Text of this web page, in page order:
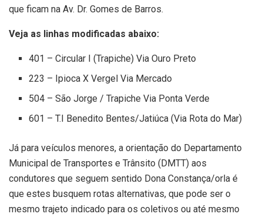
que ficam na Av. Dr. Gomes de Barros.
Veja as linhas modificadas abaixo:
401 – Circular I (Trapiche) Via Ouro Preto
223 – Ipioca X Vergel Via Mercado
504 – São Jorge / Trapiche Via Ponta Verde
601 – T.I Benedito Bentes/Jatiúca (Via Rota do Mar)
Já para veículos menores, a orientação do Departamento
Municipal de Transportes e Trânsito (DMTT) aos
condutores que seguem sentido Dona Constança/orla é
que estes busquem rotas alternativas, que pode ser o
mesmo trajeto indicado para os coletivos ou até mesmo